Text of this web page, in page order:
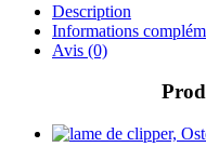
Description
Informations
Avis (0)